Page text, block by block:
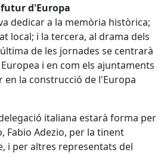
d'Europa
dedicar a la memòria històrica;
local; i la tercera, al drama dels
de les jornades se centrarà
i en com els ajuntaments
en la construcció de l'Europa
italiana estarà forma per
Fabio Adezio, per la tinent
i per altres representats del